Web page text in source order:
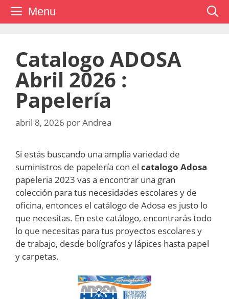
Saltar Menu
Catalogo ADOSA
Abril 2026 :
Papelería
abril 8, 2026 porAndrea
Si estás buscando una amplia variedad de
suministros de papelería con el catalogo Adosa
papeleria 2023 vas a encontrar una gran
colección para tus necesidades escolares y de
oficina, entonces el catálogo de Adosa es justo lo
que necesitas. En este catálogo, encontrarás todo
lo que necesitas para tus proyectos escolares y
de trabajo, desde bolígrafos y lápices hasta papel
y carpetas.